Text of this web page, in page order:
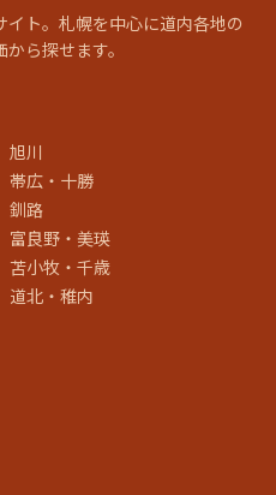
ト。札幌を中心に道内各地の
ら探せます。
旭川
帯広・十勝
釧路
富良野・美瑛
苫小牧・千歳
道北・稚内